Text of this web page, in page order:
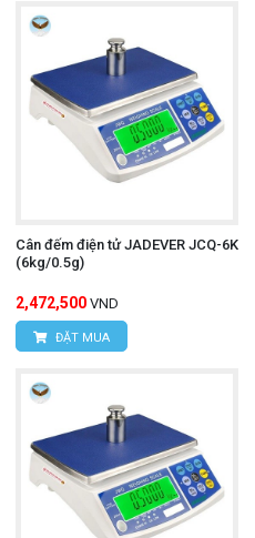
Cân đếm điện tử JADEVER JCQ-6K
(6kg/0.5g)
2,472,500 VND
ĐẶT MUA